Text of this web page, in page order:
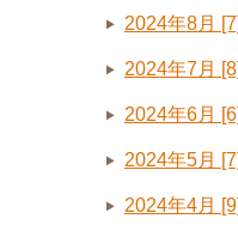
2024年8月 [7]
2024年7月 [8]
2024年6月 [6]
2024年5月 [7]
2024年4月 [9]